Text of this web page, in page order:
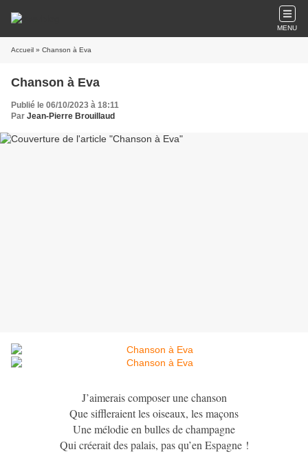
MENU
Accueil » Chanson à Eva
Chanson à Eva
Publié le 06/10/2023 à 18:11
Par Jean-Pierre Brouillaud
J’aimerais composer une chanson
Que siffleraient les oiseaux, les maçons
Une mélodie en bulles de champagne
Qui créerait des palais, pas qu’en Espagne !